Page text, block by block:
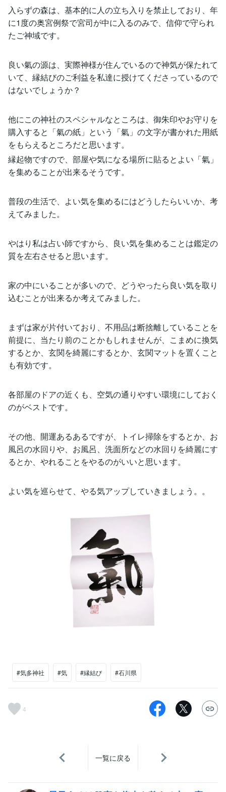
入らずの森は、基本的に人の立ち入りを禁止しており、年
に1度の奥宮例祭で宮司が中に入るのみで、信仰で守られ
たご神域です。
良い氣の源は、実際神様が住んでいるので神気が保たれて
いて、縁結びのご利益を私達に授けてくださっているので
はないでしょうか？
他にこの神社のスペシャルなところは、御朱印やお守りを
購入すると「氣の紙」という「氣」の文字が書かれた用紙
をもらえるところだと思います。
縁起物ですので、部屋や気になる場所に貼るとよい「氣」
を集めることが出来るそうです。
普段の生活で、よい気を集めるにはどうしたらいいか、考
えてみました。
やはり私は占い師ですから、良い気を集めることは鑑定の
質を左右させると思います。
家の中にいることが多いので、どうやったら良い気を取り
込むことが出来るか考えてみました。
まずは家が片付いており、不用品は断捨離していることを
前提に、当たり前のことかもしれませんが、こまめに換気
するとか、玄関を綺麗にするとか、玄関マットを置くこと
も有効です。
各部屋のドアの近くも、空気の通りやすい環境にしておく
のがベストです。
その他、開運あるあるですが、トイレ掃除をするとか、お
風呂の水回りや、お風呂、洗面所などの水回りを綺麗にす
るとか、やれることをやるのがいいと思います。
よい気を巡らせて、やる気アップしていきましょう。。
#気多神社 #気 #縁結び #石川県
4
一覧に戻る